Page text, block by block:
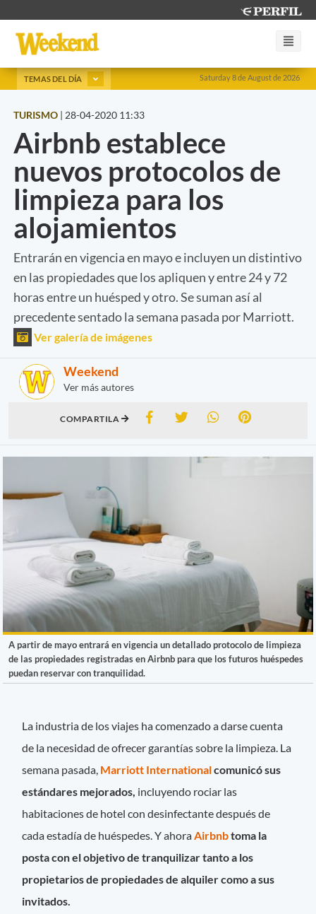
Saturday 8 de August de 2026
TEMAS DEL DÍA
TURISMO | 28-04-2020 11:33
Airbnb establece
nuevos protocolos de
limpieza para los
alojamientos
Entrarán en vigencia en mayo e incluyen un distintivo
en las propiedades que los apliquen y entre 24 y 72
horas entre un huésped y otro. Se suman así al
precedente sentado la semana pasada por Marriott.
Ver galería de imágenes
Weekend
Ver más autores
COMPARTILA
A partir de mayo entrará en vigencia un detallado protocolo de limpieza
de las propiedades registradas en Airbnb para que los futuros huéspedes
puedan reservar con tranquilidad.
La industria de los viajes ha comenzado a darse cuenta
de la necesidad de ofrecer garantías sobre la limpieza. La
semana pasada, Marriott Internationalcomunicó sus
estándares mejorados, incluyendo rociar las
habitaciones de hotel con desinfectante después de
cada estadía de huéspedes. Y ahora Airbnbtoma la
posta con el objetivo de tranquilizar tanto a los
propietarios de propiedades de alquiler como a sus
invitados.